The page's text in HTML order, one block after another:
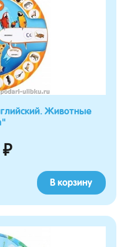
Животные
₽
В корзину